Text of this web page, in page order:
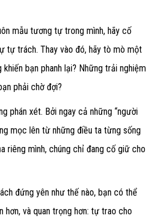
mẫu tương tự trong mình, hãy cố
tự trách. Thay vào đó, hãy tò mò một
bạn phanh lại? Những trải nghiệm
phải chờ đợi?
phán xét. Bởi ngay cả những “người
mọc lên từ những điều ta từng sống
riêng mình, chúng chỉ đang cố giữ cho
đứng yên như thế nào, bạn có thể
hơn, và quan trọng hơn: tự trao cho